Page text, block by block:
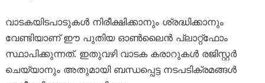
വാടകയിടപാടുകൾ നിരീക്ഷിക്കാനും ശ്രദ്ധിക്കാനും
വേണ്ടിയാണ് ഈ പുതിയ ഓൺലൈൻ പ്ലാറ്റ്‌ഫോം
സ്ഥാപിക്കുന്നത്. ഇതുവഴി വാടക കരാറുകൾ രജിസ്റ്റർ
ചെയ്യാനും അതുമായി ബന്ധപ്പെട്ട നടപടിക്രമങ്ങൾ